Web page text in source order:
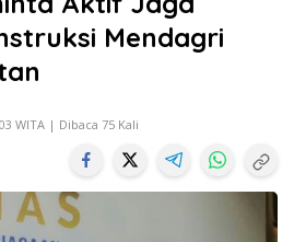
Mendagri
WITA | Dibaca 75 Kali